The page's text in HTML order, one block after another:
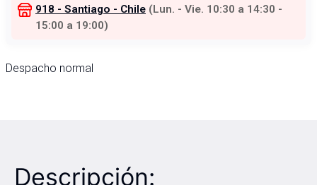
918 - Santiago - Chile (Lun. - Vie. 10:30 a 14:30 -
15:00 a 19:00)
Despacho normal
Descripción: